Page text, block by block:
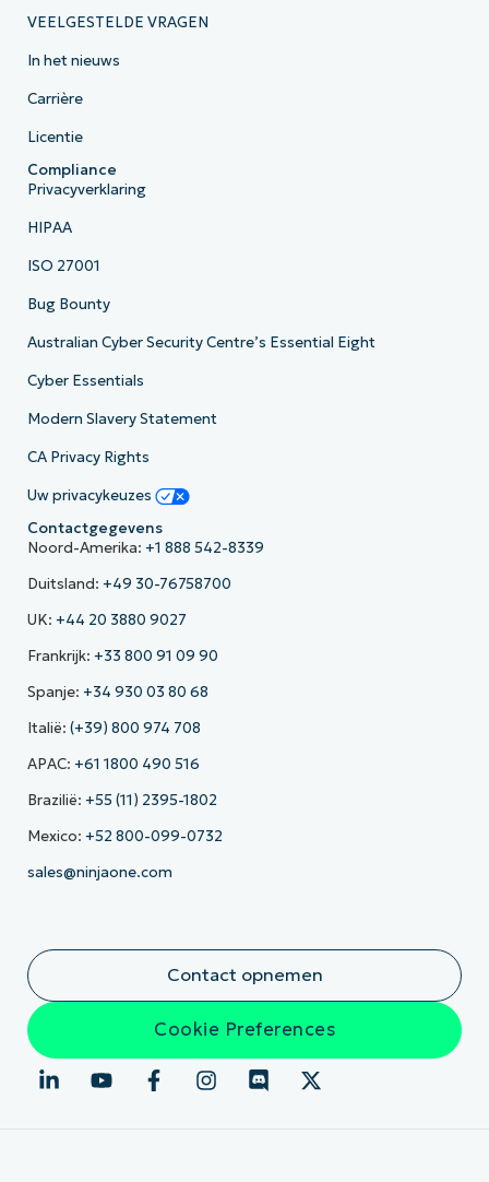
VEELGESTELDE VRAGEN
In het nieuws
Carrière
Licentie
Compliance
Privacyverklaring
HIPAA
ISO 27001
Bug Bounty
Australian Cyber Security Centre’s Essential Eight
Cyber Essentials
Modern Slavery Statement
CA Privacy Rights
Uw privacykeuzes
Contactgegevens
Noord-Amerika: +1 888 542-8339
Duitsland: +49 30-76758700
UK: +44 20 3880 9027
Frankrijk: +33 800 91 09 90
Spanje: +34 930 03 80 68
Italië: (+39) 800 974 708
APAC: +61 1800 490 516
Brazilië: +55 (11) 2395-1802
Mexico: +52 800-099-0732
sales@ninjaone.com
Contact opnemen
Cookie Preferences